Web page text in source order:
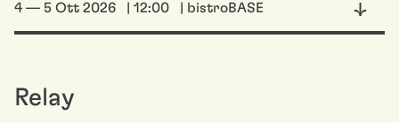
4 — 5 Ott 2026 | 12:00 | bistroBASE
Relay